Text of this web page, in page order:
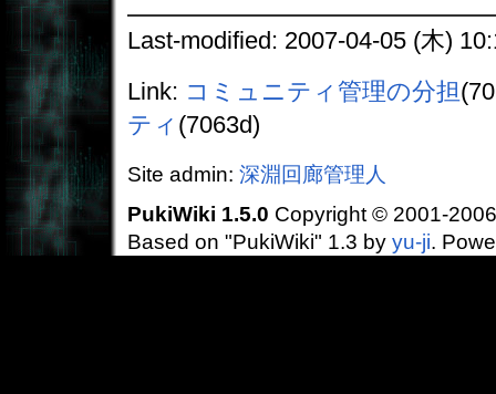
Last-modified: 2007-04-05 (木)
Link: コミュニティ管理の分担
ティ (7063d)
Site admin: 深淵回廊管理人
PukiWiki 1.5.0 Copyright © 2001-
Based on "PukiWiki" 1.3 by yu-ji.